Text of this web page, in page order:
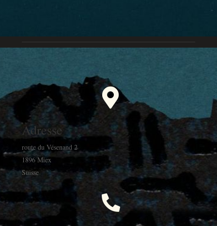

Adresse
route du Vésenand 2
1896 Miex
Suisse
